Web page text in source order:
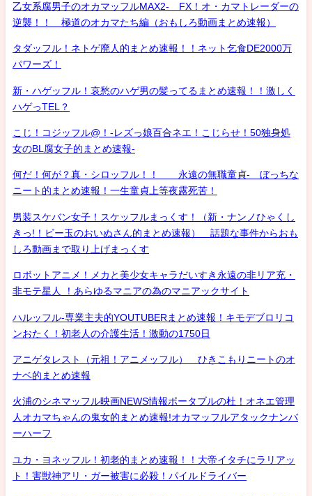
乙女系腐男子のオカマッフルMAX2- FX！オ・カマトレーダーの
逆襲！！ 極道のオカマたち編（おもしろ動画まとめ速報）
タダッフル！ネトゲ廃人的まとめ速報！！ネット乞食DE2000万
パワーズ！
新・ハゲッフル！哀愁のハゲ男の髪ってるまとめ速報！！激しく
ハゲっTEL？
こじ！コジッフル@！-レズっ娘百合ネエ！こじらせ！50独身処
女のBL腐女子的まとめ速報-
何だ！何が？真・シロッフル！！ 永遠の無職童貞- ぼっちな
ニート的まとめ速報！一生童貞上等夜露死苦！
男装スケバン女子！スケッフルまっくす！（新・ナンノひゃくし
きっ!！ビー玉のおいぬさん的まとめ速報） 話題な事件からおも
しろ動画まで取り上げまっくす
ロボットアニメ！メカと美少女キャラだいすき永遠の非リア充・
非モテ星人 ！あらゆるマニアの為のマニアックサイト
ハルッフル-専業主夫的YOUTUBERまとめ速報！キモデブロリコ
ンおたく！初老人の介護生活！激動の1750日
アニゲタレスト（元祖！アニメッフル） ひきこもりニートのオ
ナベ的まとめ速報
火浦のシネマッフル映画NEWS情報ポータブルの杜！オネエ管理
人オカマちゃんの鬼女的まとめ速報!オカマッフルアタックナンバ
ーハーフ
ユカ・ヨネッフル！初老的まとめ速報！！大帝イタチにラリアッ
ト！害獣神アリ・ガー被害に必殺！パイルドライバー